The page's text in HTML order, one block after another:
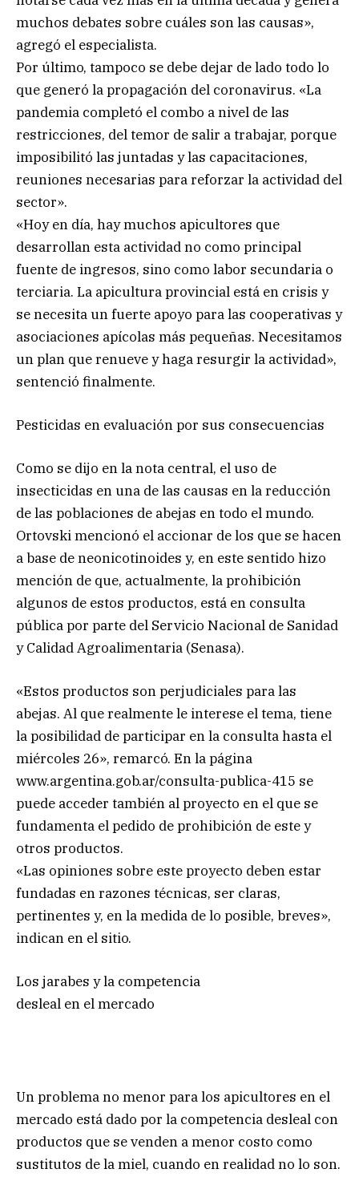
muchos debates sobre cuáles son las causas»,
agregó el especialista.
Por último, tampoco se debe dejar de lado todo lo
que generó la propagación del coronavirus. «La
pandemia completó el combo a nivel de las
restricciones, del temor de salir a trabajar, porque
imposibilitó las juntadas y las capacitaciones,
reuniones necesarias para reforzar la actividad del
sector».
«Hoy en día, hay muchos apicultores que
desarrollan esta actividad no como principal
fuente de ingresos, sino como labor secundaria o
terciaria. La apicultura provincial está en crisis y
se necesita un fuerte apoyo para las cooperativas y
asociaciones apícolas más pequeñas. Necesitamos
un plan que renueve y haga resurgir la actividad»,
sentenció finalmente.
Pesticidas en evaluación por sus consecuencias
Como se dijo en la nota central, el uso de
insecticidas en una de las causas en la reducción
de las poblaciones de abejas en todo el mundo.
Ortovski mencionó el accionar de los que se hacen
a base de neonicotinoides y, en este sentido hizo
mención de que, actualmente, la prohibición
algunos de estos productos, está en consulta
pública por parte del Servicio Nacional de Sanidad
y Calidad Agroalimentaria (Senasa).
«Estos productos son perjudiciales para las
abejas. Al que realmente le interese el tema, tiene
la posibilidad de participar en la consulta hasta el
miércoles 26», remarcó. En la página
www.argentina.gob.ar/consulta-publica-415 se
puede acceder también al proyecto en el que se
fundamenta el pedido de prohibición de este y
otros productos.
«Las opiniones sobre este proyecto deben estar
fundadas en razones técnicas, ser claras,
pertinentes y, en la medida de lo posible, breves»,
indican en el sitio.
Los jarabes y la competencia
desleal en el mercado
Un problema no menor para los apicultores en el
mercado está dado por la competencia desleal con
productos que se venden a menor costo como
sustitutos de la miel, cuando en realidad no lo son.